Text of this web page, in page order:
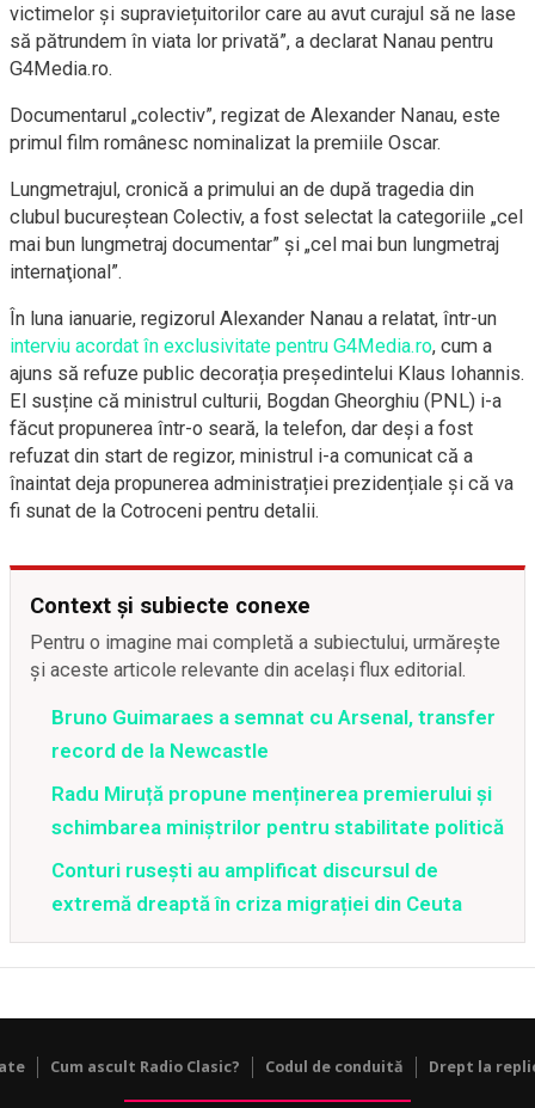
victimelor și supraviețuitorilor care au avut curajul să ne lase
să pătrundem în viata lor privată”, a declarat Nanau pentru
G4Media.ro.
Documentarul „colectiv”, regizat de Alexander Nanau, este
primul film românesc nominalizat la premiile Oscar.
Lungmetrajul, cronică a primului an de după tragedia din
clubul bucureştean Colectiv, a fost selectat la categoriile „cel
mai bun lungmetraj documentar” şi „cel mai bun lungmetraj
internaţional”.
În luna ianuarie, regizorul Alexander Nanau a relatat, într-un
interviu acordat în exclusivitate pentru G4Media.ro, cum a
ajuns să refuze public decorația președintelui Klaus Iohannis.
El susține că ministrul culturii, Bogdan Gheorghiu (PNL) i-a
făcut propunerea într-o seară, la telefon, dar deși a fost
refuzat din start de regizor, ministrul i-a comunicat că a
înaintat deja propunerea administrației prezidențiale și că va
fi sunat de la Cotroceni pentru detalii.
Context și subiecte conexe
Pentru o imagine mai completă a subiectului, urmărește
și aceste articole relevante din același flux editorial.
Bruno Guimaraes a semnat cu Arsenal, transfer
record de la Newcastle
Radu Miruță propune menținerea premierului și
schimbarea miniștrilor pentru stabilitate politică
Conturi rusești au amplificat discursul de
extremă dreaptă în criza migrației din Ceuta
Cum ascult Radio Clasic? Codul de conduită Drept la